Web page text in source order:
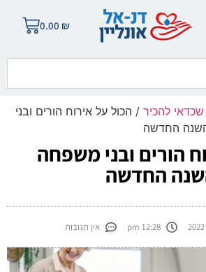
0.00
להכיר/ הכול על אירוח הורים ובני
החדשה
הורים ובני משפחה
החדשה
12:28 pm אין תגובות